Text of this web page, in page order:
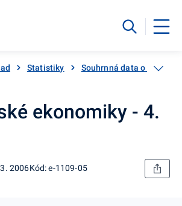
Statistiky Souhrnná data o Česku
ekonomiky - 4.
2006Kód: e-1109-05